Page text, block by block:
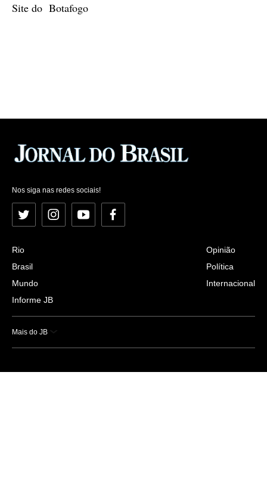
Site do Botafogo
Nos siga nas redes sociais!
Twitter InstagramYouTubeFacebook
Rio
Brasil
Mundo
Informe JB
Opinião
Política
Internacional
Mais do JB
Esportes